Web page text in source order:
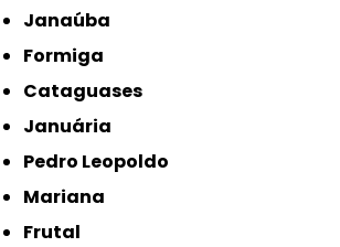
Janaúba
Formiga
Cataguases
Januária
Pedro Leopoldo
Mariana
Frutal